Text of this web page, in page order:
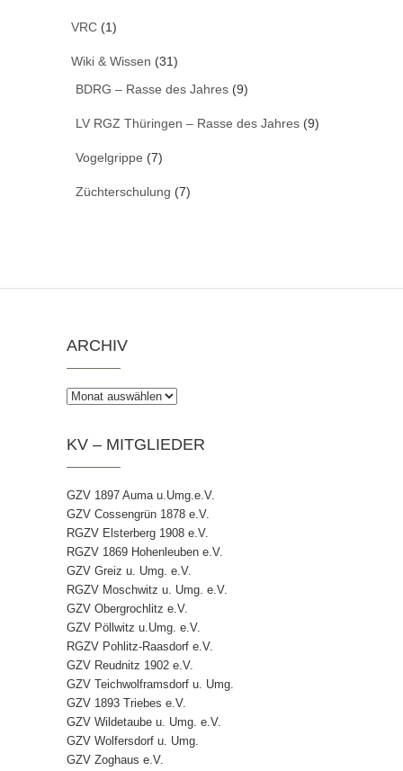
VRC (1)
Wiki & Wissen (31)
BDRG – Rasse des Jahres (9)
LV RGZ Thüringen – Rasse des Jahres (9)
Vogelgrippe (7)
Züchterschulung (7)
ARCHIV
Archiv
KV – MITGLIEDER
GZV 1897 Auma u.Umg.e.V.
GZV Cossengrün 1878 e.V.
RGZV Elsterberg 1908 e.V.
RGZV 1869 Hohenleuben e.V.
GZV Greiz u. Umg. e.V.
RGZV Moschwitz u. Umg. e.V.
GZV Obergrochlitz e.V.
GZV Pöllwitz u.Umg. e.V.
RGZV Pohlitz-Raasdorf e.V.
GZV Reudnitz 1902 e.V.
GZV Teichwolframsdorf u. Umg.
GZV 1893 Triebes e.V.
GZV Wildetaube u. Umg. e.V.
GZV Wolfersdorf u. Umg.
GZV Zoghaus e.V.